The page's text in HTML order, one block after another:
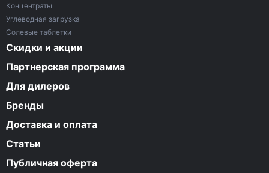
Концентраты
Углеводная загрузка
Солевые таблетки
Скидки и акции
Партнерская программа
Для дилеров
Бренды
Доставка и оплата
Статьи
Публичная оферта